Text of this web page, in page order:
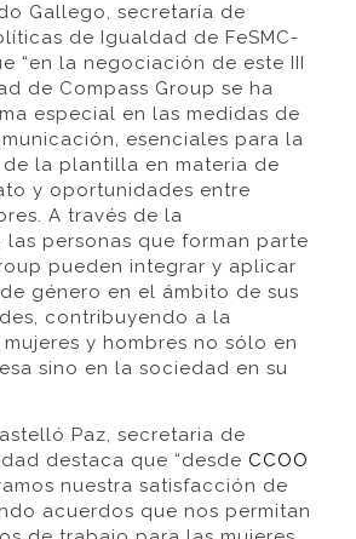
Gallego, secretaría de
de Igualdad de FeSMC-
“en la negociación de este III
de Compass Group se ha
especial en las medidas de
esenciales para la
la plantilla en materia de
y oportunidades entre
A través de la
las personas que forman parte
pueden integrar y aplicar
género en el ámbito de sus
contribuyendo a la
y hombres no sólo en
sino en la sociedad en su
Paz, secretaria de
destaca que “desde CCOO
nuestra satisfacción de
acuerdos que nos permitan